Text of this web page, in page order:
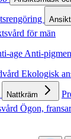
för män
ageAnti-
Ekologisk
Nattkräm
Ögon,